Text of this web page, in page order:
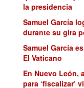
la presidencia
Samuel García
durante su gira
Samuel García
El Vaticano
En Nuevo León,
para ‘fiscalizar’